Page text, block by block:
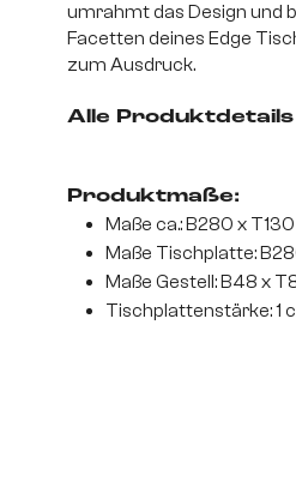
umrahmt das Design und
Facetten deines Edge
zum Ausdruck.
Alle Produktdetails
Produktmaße:
Maße ca.: B280 x
Maße Tischplatte:
Maße Gestell: B48 x
Tischplattenstärke: 1